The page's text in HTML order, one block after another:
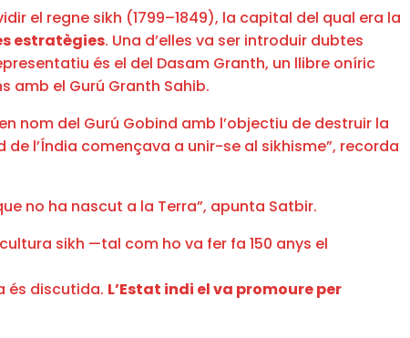
el regne sikh (1799–1849), la capital del qual era la
estratègies. Una d’elles va ser introduir dubtes
és el del Dasam Granth, un llibre oníric
amb el Gurú Granth Sahib.
nom del Gurú Gobind amb l’objectiu de destruir la
l’Índia començava a unir-se al sikhisme”, recorda
no ha nascut a la Terra”, apunta Satbir.
sikh —tal com ho va fer fa 150 anys el
és discutida. L’Estat indi el va promoure per